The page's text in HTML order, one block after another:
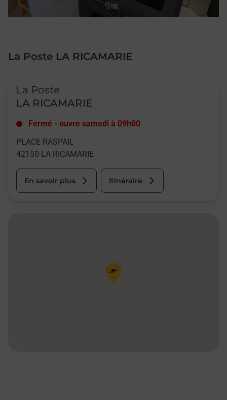
La Poste LA RICAMARIE
La Poste
LA RICAMARIE
Fermé - ouvre samedi à 09h00
PLACE RASPAIL
42150 LA RICAMARIE
En savoir plus Itinéraire
Pin de la carte